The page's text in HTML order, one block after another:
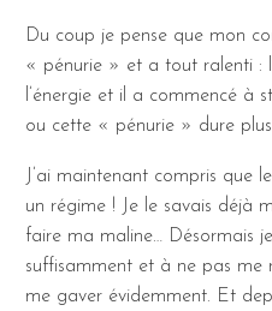
Du coup je pense que mon
« pénurie » et a tout ralenti :
l’énergie et il a commencé à
ou cette « pénurie » dure
J’ai maintenant compris que
un régime ! Je le savais déjà
faire ma maline… Désormais
suffisamment et à ne pas me
me gaver évidemment. Et